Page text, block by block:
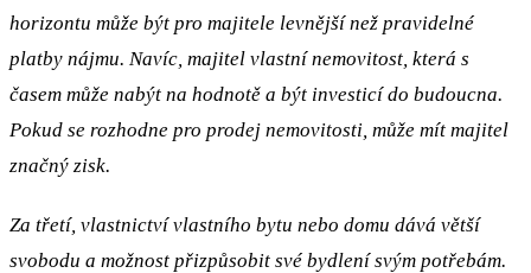
horizontu může být pro majitele levnější než pravidelné
platby nájmu. Navíc, majitel vlastní nemovitost, která s
časem může nabýt na hodnotě a být investicí do budoucna.
Pokud se rozhodne pro prodej nemovitosti, může mít majitel
značný zisk.
Za třetí, vlastnictví vlastního bytu nebo domu dává větší
svobodu a možnost přizpůsobit své bydlení svým potřebám.